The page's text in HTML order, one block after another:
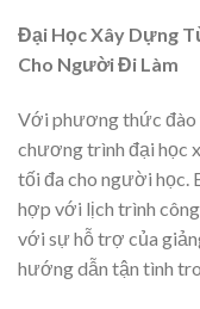
Đại Học Xây Dựng
Cho Người Đi Làm
Với phương thức đào
chương trình đại học
tối đa cho người học.
hợp với lịch trình
với sự hỗ trợ của
hướng dẫn tận tình